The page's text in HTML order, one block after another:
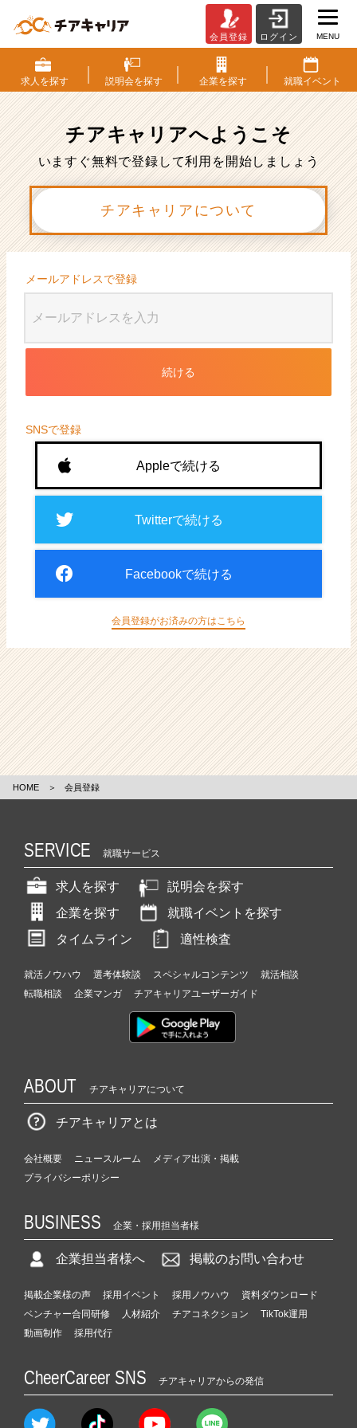
員
登
録
ベ
ン
チ
ャ
成
企
か
ら
ス
カ
ウ
届
活
サ
ト
ア
キ
リ
ア
会員登録 ログイン MENU
求人を探す 説明会を探す 企業を探す 就職イベント
チアキャリアへようこそ
いますぐ無料で登録して利用を開始しましょう
チアキャリアについて
メールアドレスで登録
続ける
SNSで登録
Appleで続ける
Twitterで続ける
Facebookで続ける
会員登録がお済みの方はこちら
HOME ＞ 会員登録
SERVICE 就職サービス
求人を探す
説明会を探す
企業を探す
就職イベントを探す
タイムライン
適性検査
就活ノウハウ 選考体験談 スペシャルコンテンツ
就活相談
転職相談
企業マンガ チアキャリアユーザーガイド
ABOUT チアキャリアについて
チアキャリアとは
会社概要 ニュースルーム
メディア出演・掲載
プライバシーポリシー
BUSINESS 企業・採用担当者様
企業担当者様へ 掲載のお問い合わせ
掲載企業様の声 採用イベント 採用ノウハウ
資料ダウンロード
ベンチャー合同研修
人材紹介 チアコネクション
TikTok運用
動画制作
採用代行
CheerCareer SNS チアキャリアからの発信